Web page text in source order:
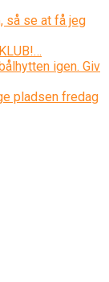
så se at få jeg
igen. Giv
pladsen fredag